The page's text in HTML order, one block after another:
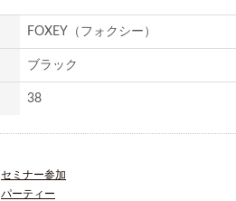
FOXEY（フォクシー）
ブラック
38
セミナー参加
パーティー